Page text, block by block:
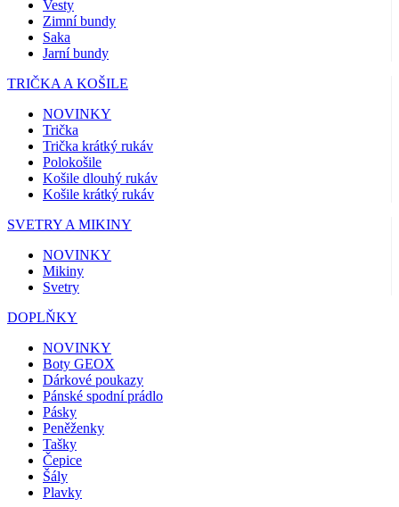
Vesty
Zimní bundy
Saka
Jarní bundy
TRIČKA A KOŠILE
NOVINKY
Trička
Trička krátký rukáv
Polokošile
Košile dlouhý rukáv
Košile krátký rukáv
SVETRY A MIKINY
NOVINKY
Mikiny
Svetry
DOPLŇKY
NOVINKY
Boty GEOX
Dárkové poukazy
Pánské spodní prádlo
Pásky
Peněženky
Tašky
Čepice
Šály
Plavky